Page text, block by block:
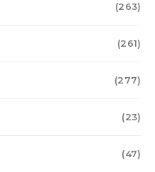
(263)
(261)
(277)
(23)
(47)